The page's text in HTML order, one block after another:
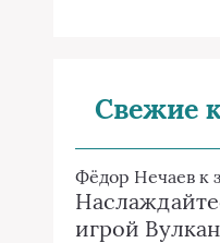
Свежие
Фёдор Нечаевк
игрой